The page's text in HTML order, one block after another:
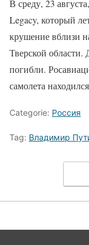
В среду, 23
Legacy, который
крушение вблизи
Тверской области.
погибли.
самолета
Categorie: Россия
Tag: Владимир